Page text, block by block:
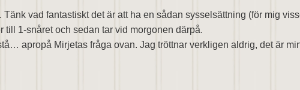
vad fantastiskt det är att ha en sådan sysselsättning (för mig
1-snåret och sedan tar vid morgonen därpå.
apropå Mirjetas fråga ovan. Jag tröttnar verkligen aldrig, det är